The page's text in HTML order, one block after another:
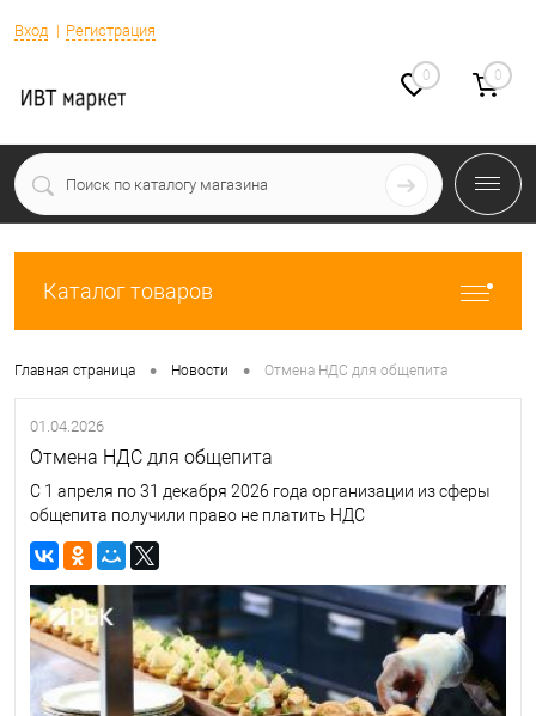
Вход Регистрация
0 0
Каталог товаров
Главная страница • Новости • Отмена НДС для общепита
01.04.2026
Отмена НДС для общепита
С 1 апреля по 31 декабря 2026 года организации из сферы
общепита получили право не платить НДС